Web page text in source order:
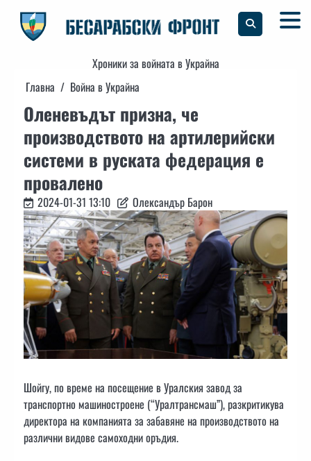
content
Хроники за войната в Украйна
Главна
Война в Украйна
Оленевъдът призна, че
производството на артилерийски
системи в руската федерация е
провалено
2024-01-31 13:10 Олександър Барон
Шойгу, по време на посещение в Уралския завод за
транспортно машиностроене (“Уралтрансмаш”), разкритикува
директора на компанията за забавяне на производството на
различни видове самоходни оръдия.